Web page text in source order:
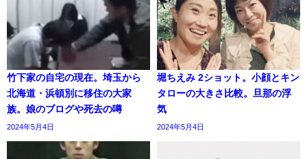
竹下家の自宅の現在。埼玉から
北海道・浜頓別に移住の大家
族。娘のブログや死去の噂
2024年5月4日
堀ちえみ 2ショット。小顔とキン
タローの大きさ比較。旦那の浮
気
2024年5月4日